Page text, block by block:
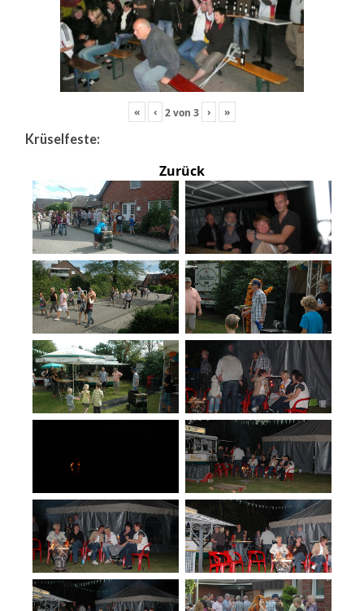
« ‹ 2von 3 › »
Krüselfeste:
Zurück